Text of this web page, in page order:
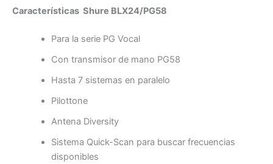
Características Shure BLX24/PG58
Para la serie PG Vocal
Con transmisor de mano PG58
Hasta 7 sistemas en paralelo
Pilottone
Antena Diversity
Sistema Quick-Scan para buscar frecuencias
disponibles